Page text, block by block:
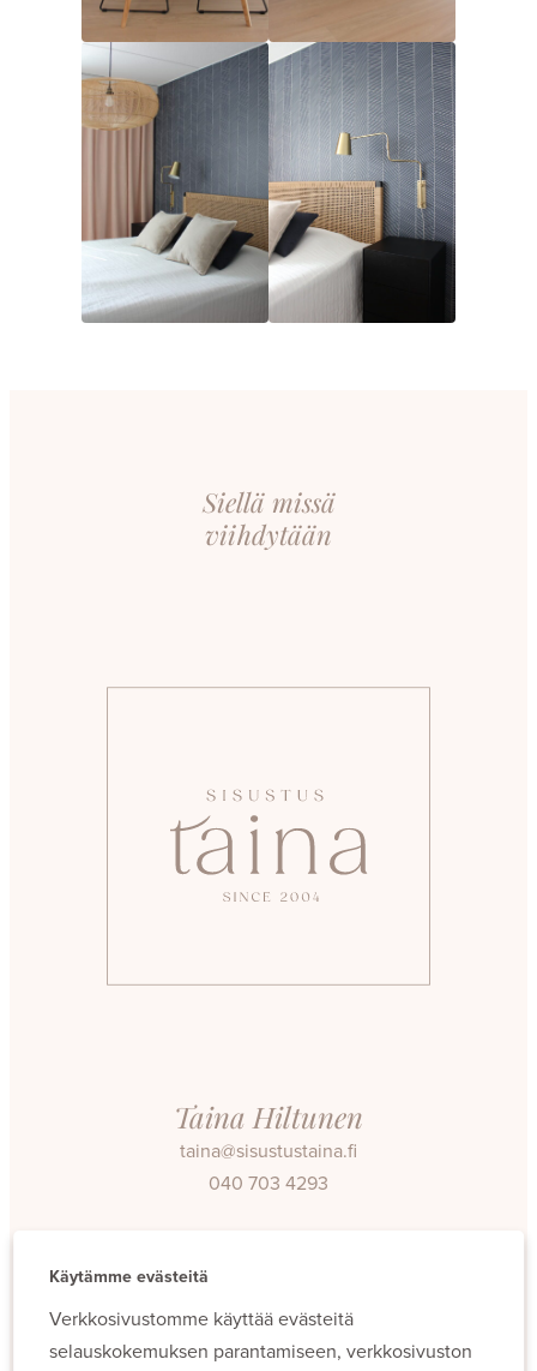
Siellä missä
viihdytään
Taina Hiltunen
taina@sisustustaina.fi
040 703 4293
Käytämme evästeitä
Verkkosivustomme käyttää evästeitä
selauskokemuksen parantamiseen, verkkosivuston